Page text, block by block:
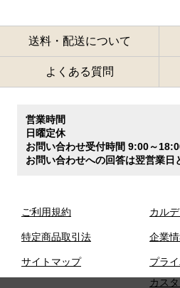
送料・配送について
よくある質問
営業時間
日曜定休
お問い合わせ受付時間 9:00～
お問い合わせへの回答は翌営業日
ご利用規約
特定商品取引法
サイトマップ
カル
企業
プラ
カス